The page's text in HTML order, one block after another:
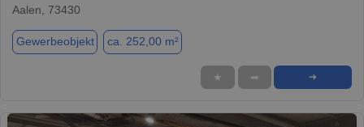
Aalen, 73430
Gewerbeobjekt ca. 252,00 m²
★ ➦ ➜